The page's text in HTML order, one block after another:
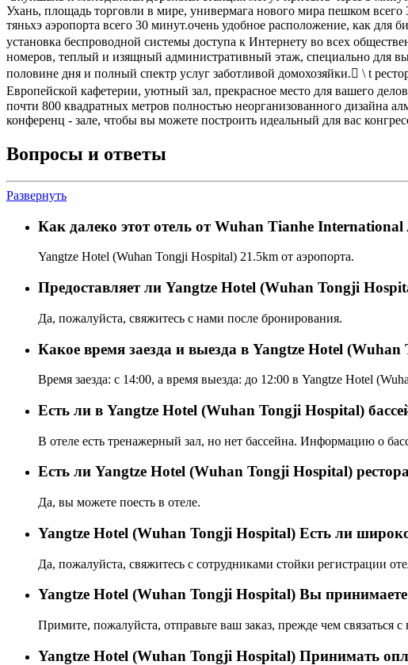
Ухань, площадь торговли в мире, универмага нового мира пешком
тяньхэ аэропорта всего 30 минут.очень удобное расположение, как для
установка беспроводной системы доступа к Интернету во всех
номеров, теплый и изящный административный этаж, специально для
половине дня и полный спектр услуг заботливой домохозяйки. \ t
Европейской кафетерии, уютный зал, прекрасное место для вашего
почти 800 квадратных метров полностью неорганизованного дизайна
конференц - зале, чтобы вы можете построить идеальный для вас
Вопросы и ответы
Развернуть
Как далеко этот отель от Wuhan Tianhe
Yangtze Hotel (Wuhan Tongji Hospital) 21.5km от аэропорта.
Предоставляет ли Yangtze Hotel (Wuhan Tongji
Да, пожалуйста, свяжитесь с нами после бронирования.
Какое время заезда и выезда в Yangtze Hotel
Время заезда: с 14:00, а время выезда: до 12:00 в Yangtze Hotel
Есть ли в Yangtze Hotel (Wuhan Tongji Hospital)
В отеле есть тренажерный зал, но нет бассейна. Информацию о
Eсть ли Yangtze Hotel (Wuhan Tongji Hospital)
Да, вы можете поесть в отеле.
Yangtze Hotel (Wuhan Tongji Hospital) Есть ли
Да, пожалуйста, свяжитесь с сотрудниками стойки регистрации
Yangtze Hotel (Wuhan Tongji Hospital) Вы
Примите, пожалуйста, отправьте ваш заказ, прежде чем связаться с
Yangtze Hotel (Wuhan Tongji Hospital) Принимать